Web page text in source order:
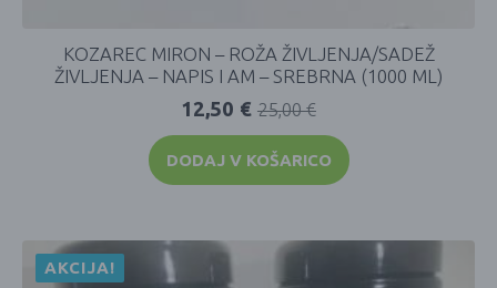
KOZAREC MIRON – ROŽA ŽIVLJENJA/SADEŽ
ŽIVLJENJA – NAPIS I AM – SREBRNA (1000 ML)
25,00€
12,50 €
DODAJ V KOŠARICO
AKCIJA!